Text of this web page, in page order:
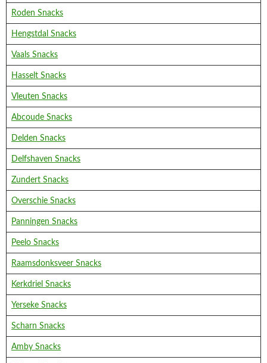
Roden Snacks
Hengstdal Snacks
Vaals Snacks
Hasselt Snacks
Vleuten Snacks
Abcoude Snacks
Delden Snacks
Delfshaven Snacks
Zundert Snacks
Overschie Snacks
Panningen Snacks
Peelo Snacks
Raamsdonksveer Snacks
Kerkdriel Snacks
Yerseke Snacks
Scharn Snacks
Amby Snacks